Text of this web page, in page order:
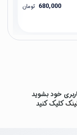
680,000 تومان
خود بشوید
کلیک کنید